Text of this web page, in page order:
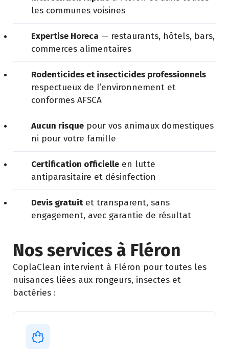
les communes voisines
Expertise Horeca — restaurants, hôtels, bars,
commerces alimentaires
Rodenticides et insecticides professionnels
respectueux de l’environnement et
conformes AFSCA
Aucun risque pour vos animaux domestiques
ni pour votre famille
Certification officielle en lutte
antiparasitaire et désinfection
Devis gratuitet transparent, sans
engagement, avec garantie de résultat
Nos services à Fléron
CoplaClean intervient à Fléron pour toutes les
nuisances liées aux rongeurs, insectes et
bactéries :